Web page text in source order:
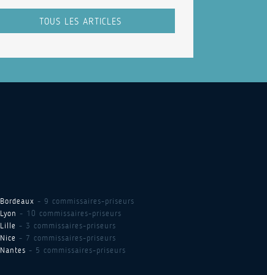
TOUS LES ARTICLES
Bordeaux - 9 commissaires-priseurs
Lyon - 10 commissaires-priseurs
Lille - 3 commissaires-priseurs
Nice - 7 commissaires-priseurs
Nantes - 5 commissaires-priseurs